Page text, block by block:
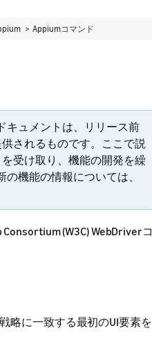
> Appiumコマンド
キュメントは、リリース前
されるものです。ここで説
受け取り、機能の開発を繰
機能の情報については、
(W3C) WebDriverコ
略に一致する最初のUI要素を